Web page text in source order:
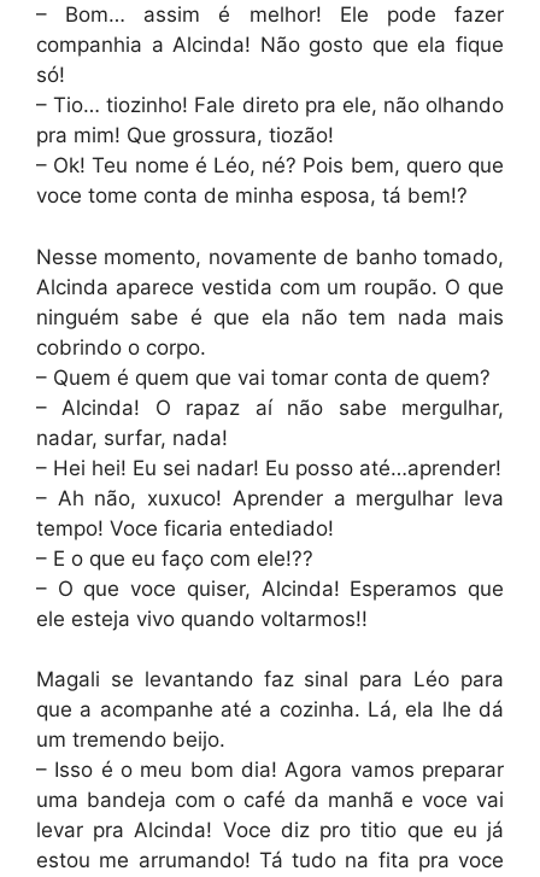
– Bom… assim é melhor! Ele pode fazer
companhia a Alcinda! Não gosto que ela fique
só!
– Tio… tiozinho! Fale direto pra ele, não olhando
pra mim! Que grossura, tiozão!
– Ok! Teu nome é Léo, né? Pois bem, quero que
voce tome conta de minha esposa, tá bem!?
Nesse momento, novamente de banho tomado,
Alcinda aparece vestida com um roupão. O que
ninguém sabe é que ela não tem nada mais
cobrindo o corpo.
– Quem é quem que vai tomar conta de quem?
– Alcinda! O rapaz aí não sabe mergulhar,
nadar, surfar, nada!
– Hei hei! Eu sei nadar! Eu posso até…aprender!
– Ah não, xuxuco! Aprender a mergulhar leva
tempo! Voce ficaria entediado!
– E o que eu faço com ele!??
– O que voce quiser, Alcinda! Esperamos que
ele esteja vivo quando voltarmos!!
Magali se levantando faz sinal para Léo para
que a acompanhe até a cozinha. Lá, ela lhe dá
um tremendo beijo.
– Isso é o meu bom dia! Agora vamos preparar
uma bandeja com o café da manhã e voce vai
levar pra Alcinda! Voce diz pro titio que eu já
estou me arrumando! Tá tudo na fita pra voce